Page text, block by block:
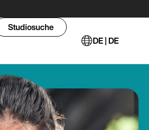
Studiosuche
DE | DE